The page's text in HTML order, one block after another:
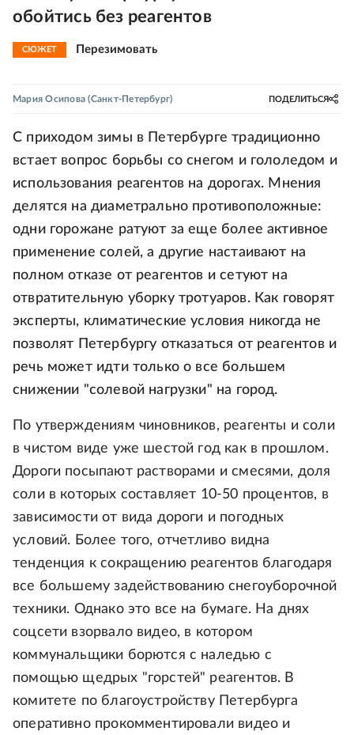
обойтись без реагентов
СЮЖЕТ Перезимовать
Мария Осипова (Санкт-Петербург) ПОДЕЛИТЬСЯ
С приходом зимы в Петербурге традиционно
встает вопрос борьбы со снегом и гололедом и
использования реагентов на дорогах. Мнения
делятся на диаметрально противоположные:
одни горожане ратуют за еще более активное
применение солей, а другие настаивают на
полном отказе от реагентов и сетуют на
отвратительную уборку тротуаров. Как говорят
эксперты, климатические условия никогда не
позволят Петербургу отказаться от реагентов и
речь может идти только о все большем
снижении "солевой нагрузки" на город.
По утверждениям чиновников, реагенты и соли
в чистом виде уже шестой год как в прошлом.
Дороги посыпают растворами и смесями, доля
соли в которых составляет 10-50 процентов, в
зависимости от вида дороги и погодных
условий. Более того, отчетливо видна
тенденция к сокращению реагентов благодаря
все большему задействованию снегоуборочной
техники. Однако это все на бумаге. На днях
соцсети взорвало видео, в котором
коммунальщики борются с наледью с
помощью щедрых "горстей" реагентов. В
комитете по благоустройству Петербурга
оперативно прокомментировали видео и